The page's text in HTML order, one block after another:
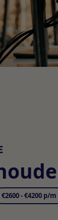
€2600 - €4200 p/m